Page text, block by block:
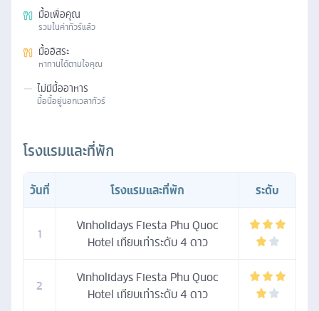
มื้อเพื่อคุณ
รวมในค่าทัวร์แล้ว
มื้ออิสระ
หาทานได้ตามใจคุณ
— ไม่มีมื้ออาหาร
มื้อนี้อยู่นอกเวลาทัวร์
โรงแรมและที่พัก
วันที่ โรงแรมและที่พัก ระดับ
1
Vinholidays Fiesta Phu Quoc
Hotel เทียบเท่าระดับ 4 ดาว
2
Vinholidays Fiesta Phu Quoc
Hotel เทียบเท่าระดับ 4 ดาว